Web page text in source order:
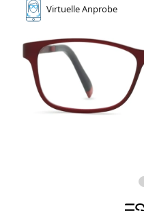
VirtuelleAnprobe